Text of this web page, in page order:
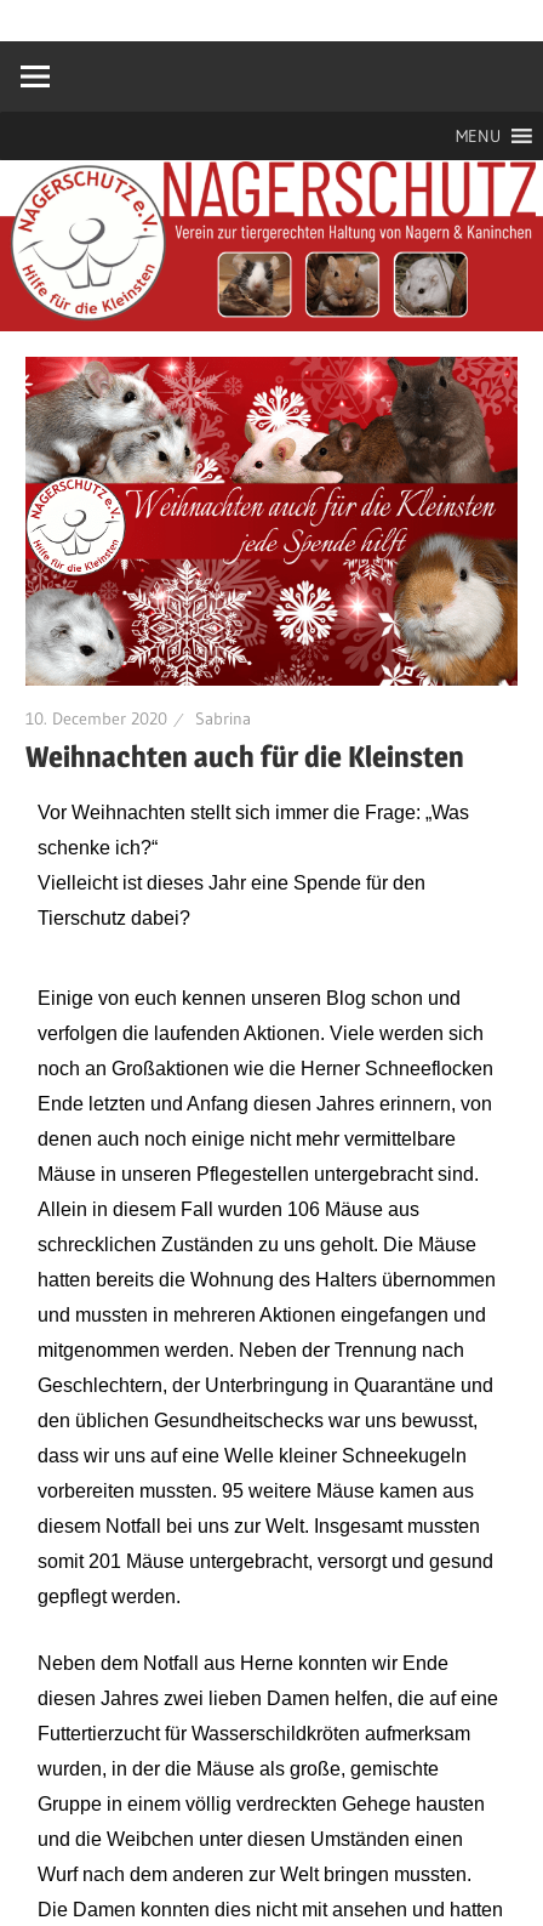
Nagerschutz
für
MENU
10. December 2020 Sabrina
Weihnachten auch für die Kleinsten
Vor Weihnachten stellt sich immer die Frage: „Was
schenke ich?“
Vielleicht ist dieses Jahr eine Spende für den
Tierschutz dabei?
Einige von euch kennen unseren Blog schon und
verfolgen die laufenden Aktionen. Viele werden sich
noch an Großaktionen wie die Herner Schneeflocken
Ende letzten und Anfang diesen Jahres erinnern, von
denen auch noch einige nicht mehr vermittelbare
Mäuse in unseren Pflegestellen untergebracht sind.
Allein in diesem Fall wurden 106 Mäuse aus
schrecklichen Zuständen zu uns geholt. Die Mäuse
hatten bereits die Wohnung des Halters übernommen
und mussten in mehreren Aktionen eingefangen und
mitgenommen werden. Neben der Trennung nach
Geschlechtern, der Unterbringung in Quarantäne und
den üblichen Gesundheitschecks war uns bewusst,
dass wir uns auf eine Welle kleiner Schneekugeln
vorbereiten mussten. 95 weitere Mäuse kamen aus
diesem Notfall bei uns zur Welt. Insgesamt mussten
somit 201 Mäuse untergebracht, versorgt und gesund
gepflegt werden.
Neben dem Notfall aus Herne konnten wir Ende
diesen Jahres zwei lieben Damen helfen, die auf eine
Futtertierzucht für Wasserschildkröten aufmerksam
wurden, in der die Mäuse als große, gemischte
Gruppe in einem völlig verdreckten Gehege hausten
und die Weibchen unter diesen Umständen einen
Wurf nach dem anderen zur Welt bringen mussten.
Die Damen konnten dies nicht mit ansehen und hatten